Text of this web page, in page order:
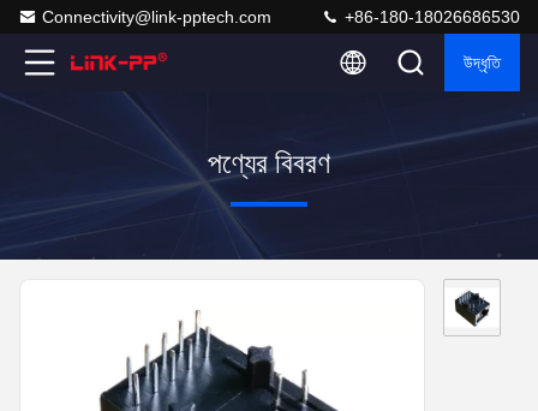
Connectivity@link-pptech.com +86-180-18026686530
উদ্ধৃতি
পণ্যের বিবরণ